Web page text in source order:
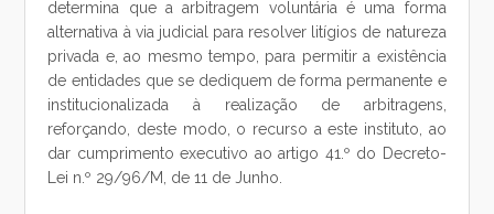
determina que a arbitragem voluntária é uma forma
alternativa à via judicial para resolver litígios de natureza
privada e, ao mesmo tempo, para permitir a existência
de entidades que se dediquem de forma permanente e
institucionalizada à realização de arbitragens,
reforçando, deste modo, o recurso a este instituto, ao
dar cumprimento executivo ao artigo 41.º do Decreto-
Lei n.º 29/96/M, de 11 de Junho.